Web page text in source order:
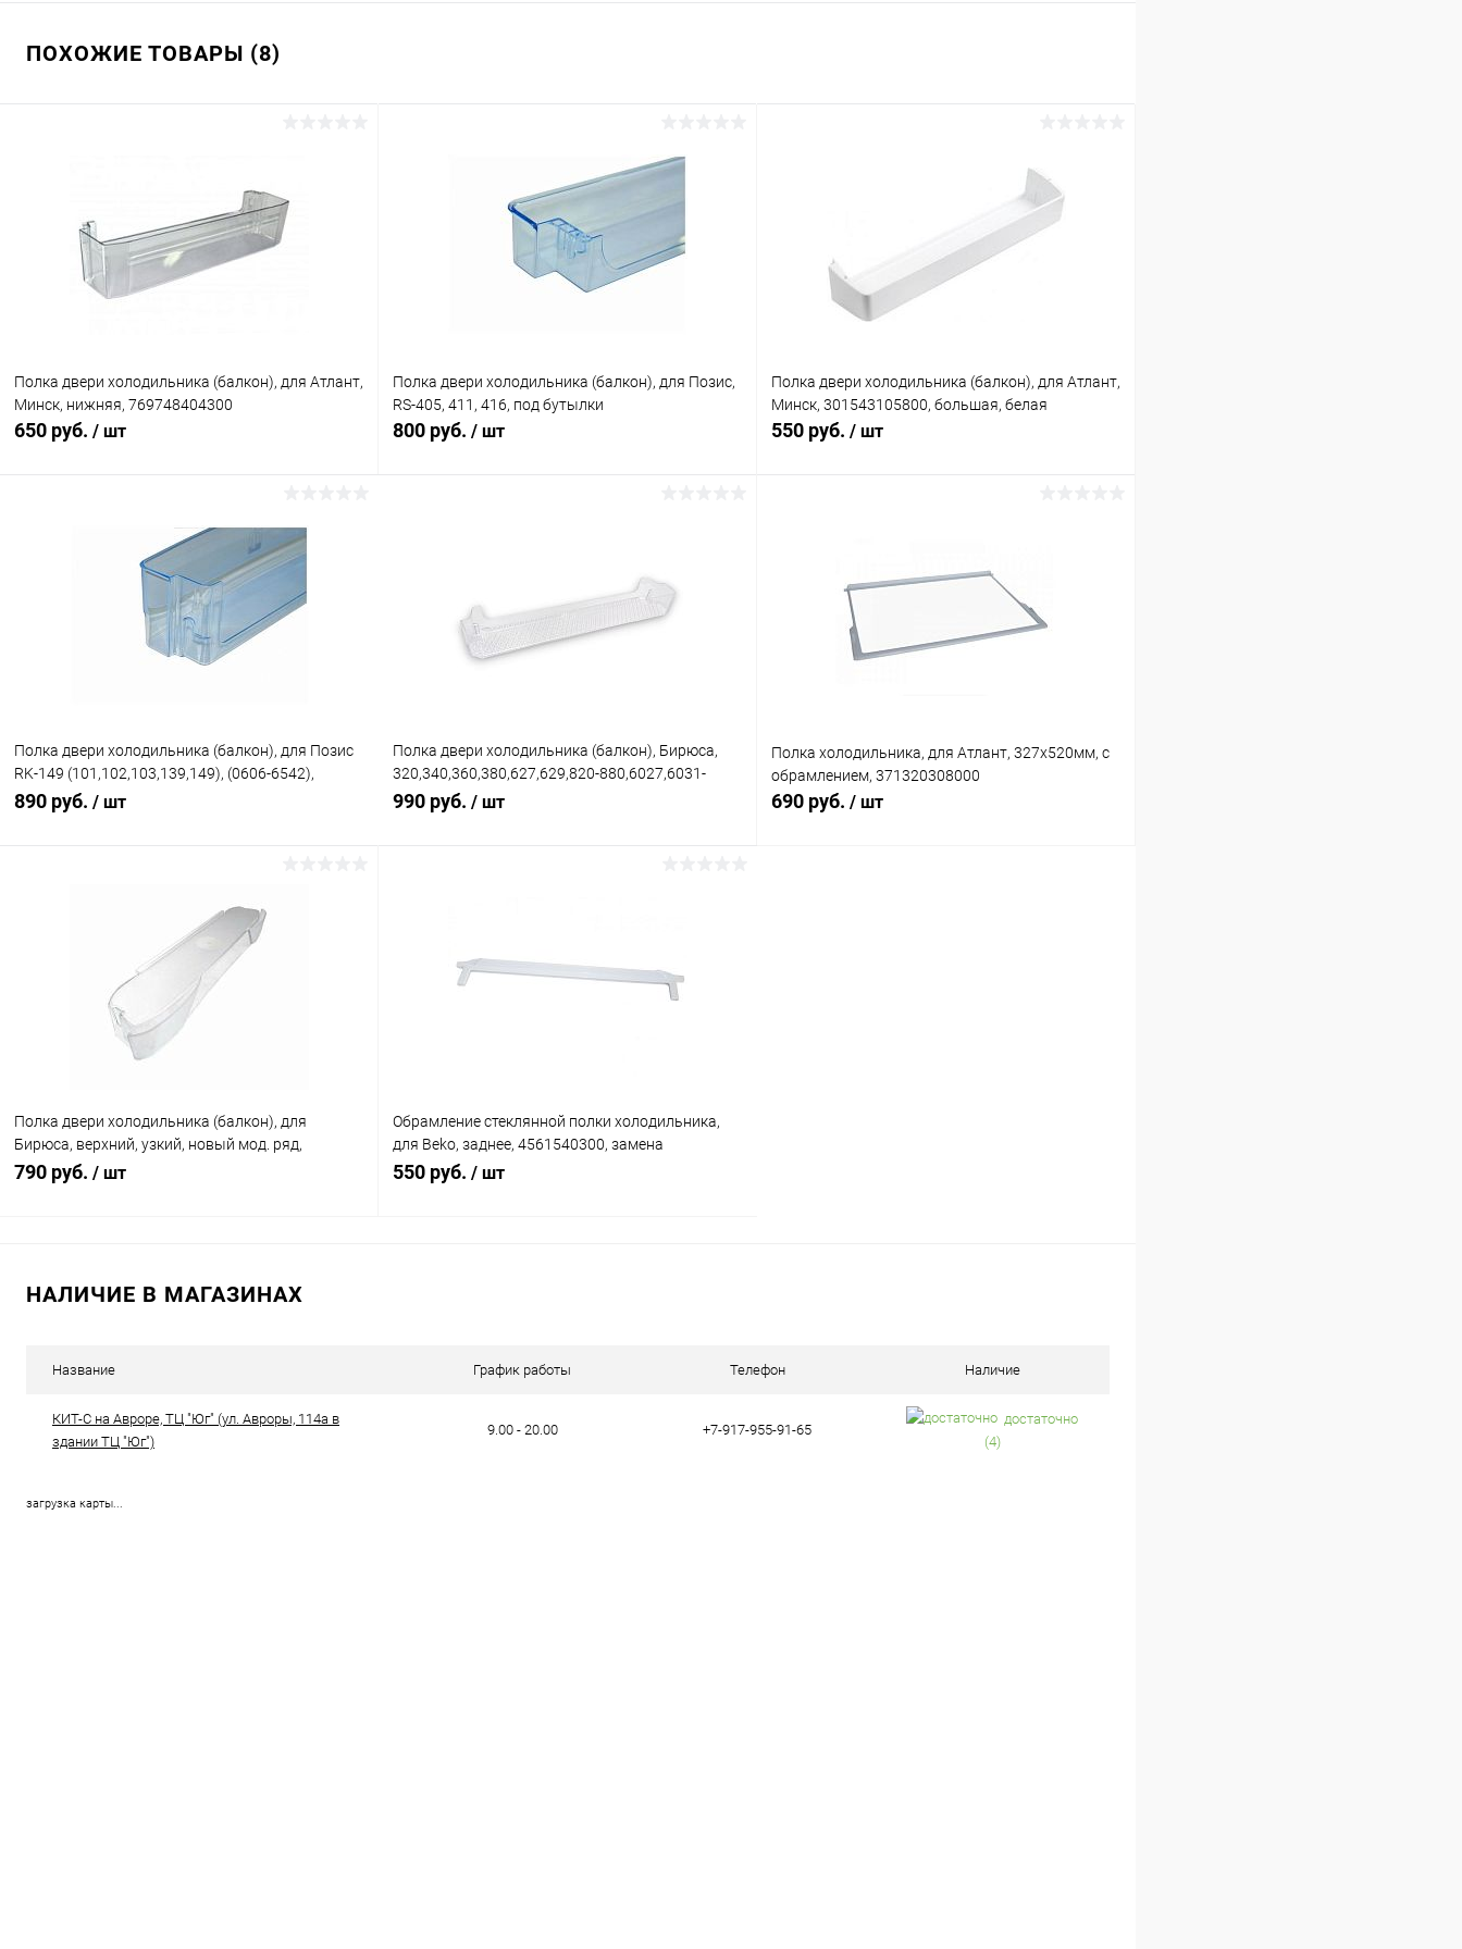
ПОХОЖИЕ ТОВАРЫ (8)
Полка двери холодильника (балкон), для Атлант,
Минск, нижняя, 769748404300
650 руб. / шт
В наличии (1)
Полка двери холодильника (балкон), для Позис,
RS-405, 411, 416, под бутылки
800 руб. / шт
В избранное В наличии (2)
Полка двери холодильника (балкон), для Атлант,
Минск, 301543105800, большая, белая
550 руб. / шт
В избранное В наличии (2)
Полка двери холодильника (балкон), для Позис
RK-149 (101,102,103,139,149), (0606-6542),
высокая
890 руб. / шт
Полка двери холодильника (балкон), Бирюса,
320,340,360,380,627,629,820-880,6027,6031-
6034,6049, 0055000002
990 руб. / шт
В избранное В наличии (1)
Полка холодильника, для Атлант, 327x520мм, с
обрамлением, 371320308000
690 руб. / шт
Полка двери холодильника (балкон), для
Бирюса, верхний, узкий, новый мод. ряд,
0030000002
790 руб. / шт
Обрамление стеклянной полки холодильника,
для Beko, заднее, 4561540300, замена
4561540100
550 руб. / шт
НАЛИЧИЕ В МАГАЗИНАХ
Название График работы Телефон Наличие
КИТ-С на Авроре, ТЦ "Юг" (ул. Авроры, 114а в
здании ТЦ "Юг")
9.00 - 20.00 +7-917-955-91-65
достаточно
(4)
загрузка карты...